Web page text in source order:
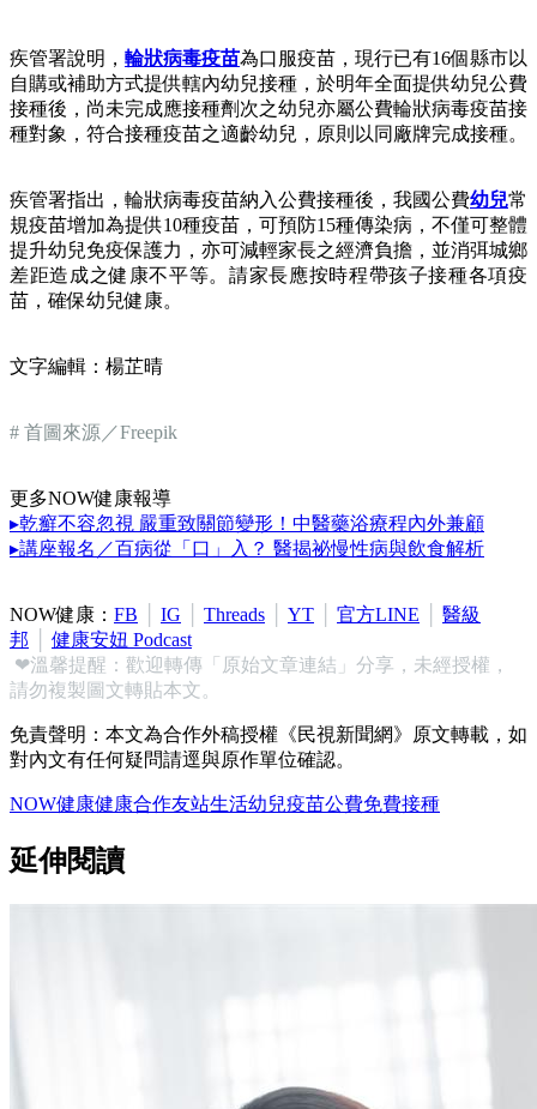
疾管署說明， 輪狀病毒疫苗為口服疫苗，現行已有16個縣市以
自購或補助方式提供轄內幼兒接種，於明年全面提供幼兒公費
接種後，尚未完成應接種劑次之幼兒亦屬公費輪狀病毒疫苗接
種對象，符合接種疫苗之適齡幼兒，原則以同廠牌完成接種。
疾管署指出，輪狀病毒疫苗納入公費接種後，我國公費幼兒常
規疫苗增加為提供10種疫苗，可預防15種傳染病，不僅可整體
提升幼兒免疫保護力，亦可減輕家長之經濟負擔，並消弭城鄉
差距造成之健康不平等。請家長應按時程帶孩子接種各項疫
苗，確保幼兒健康。
文字編輯：楊芷晴
# 首圖來源／Freepik
更多NOW健康報導
▸乾癬不容忽視 嚴重致關節變形！中醫藥浴療程內外兼顧
▸講座報名／百病從「口」入？ 醫揭祕慢性病與飲食解析
NOW健康： FB IG Threads YT 官方LINE
醫級
邦
健康安妞 Podcast
❤溫馨提醒：歡迎轉傳「原始文章連結」分享，未經授權，
請勿複製圖文轉貼本文。
免責聲明：本文為合作外稿授權《民視新聞網》原文轉載，如
對內文有任何疑問請逕與原作單位確認。
NOW健康健康合作友站生活幼兒疫苗公費免費接種
延伸閱讀